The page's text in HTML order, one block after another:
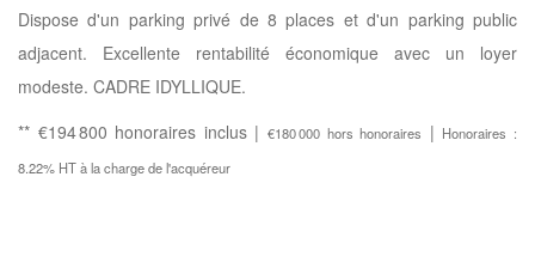
Dispose d'un parking privé de 8 places et d'un parking public
adjacent. Excellente rentabilité économique avec un loyer
modeste. CADRE IDYLLIQUE.
** €194 800 honoraires inclus |€180 000 hors honoraires | Honoraires :
8.22% HT à la charge de l'acquéreur